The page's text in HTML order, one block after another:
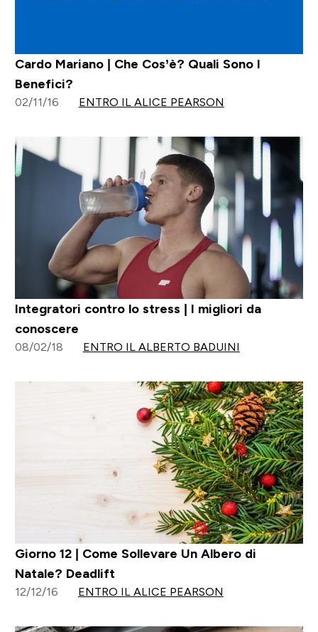
Cardo Mariano | Che Cos’è? Quali Sono I
Benefici?
02/11/16 ENTRO IL ALICE PEARSON
Integratori contro lo stress | I migliori da
conoscere
08/02/18 ENTRO IL ALBERTO BADUINI
Giorno 12 | Come Sollevare Un Albero di
Natale? Deadlift
12/12/16 ENTRO IL ALICE PEARSON